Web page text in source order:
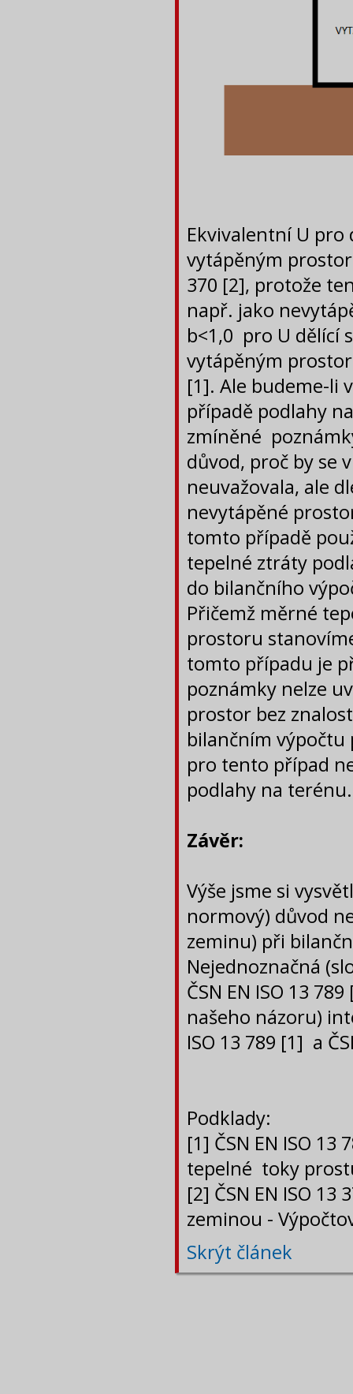
Ekvivalentní U
vytápěným
370 [2], protože
např. jako
b<1,0 pro U dělící
vytápěným
[1]. Ale budeme-li
případě podlahy
zmíněné
důvod, proč by se
neuvažovala, ale
nevytápěné
tomto případě
tepelné ztráty
do bilančního
Přičemž měrné
prostoru
tomto případu je
poznámky nelze
prostor bez
bilančním
pro tento případ
podlahy na terénu.
Závěr:
Výše jsme si
normový) důvod
zeminu) při
Nejednoznačná
ČSN EN ISO 13
našeho názoru)
ISO 13 789 [1] a
Podklady:
[1] ČSN EN ISO
tepelné toky
[2] ČSN EN ISO
zeminou -
Skrýt článek